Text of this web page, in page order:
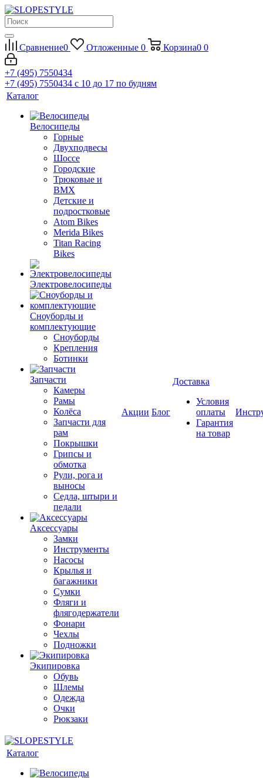
Сравнение0 Отложенные 0 Корзина0 0
+7 (495) 7550434
+7 (495) 7550434 с 10 до 17 по будням
Каталог
Велосипеды
Горные
Двухподвесы
Шоссе
Городские
Трюковые и
BMX
Детские и
подростковые
Atom Bikes
Merida Bikes
Titan Racing
Bikes
Электровелосипеды
Cноуборды и
комплектующие
Сноуборды
Крепления
Ботинки
Запчасти
Камеры
Рамы
Колёса
Запчасти для
рам
Покрышки
Грипсы и
обмотка
Рули, рога и
выносы
Седла, штыри и
педали
Аксессуары
Замки
Инструменты
Насосы
Крылья и
багажники
Сумки
Фляги и
флягодержатели
Фонари
Чехлы
Подножки
Экипировка
Обувь
Шлемы
Одежда
Очки
Рюкзаки
Акции Блог
Доставка
Условия
оплаты
Гарантия
на товар
Каталог